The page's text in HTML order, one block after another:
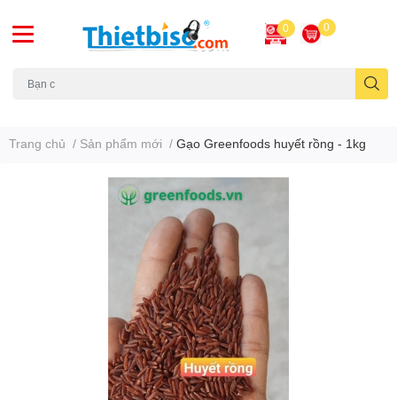
0 0
Trang chủ / Sản phẩm mới / Gạo Greenfoods huyết rồng - 1kg